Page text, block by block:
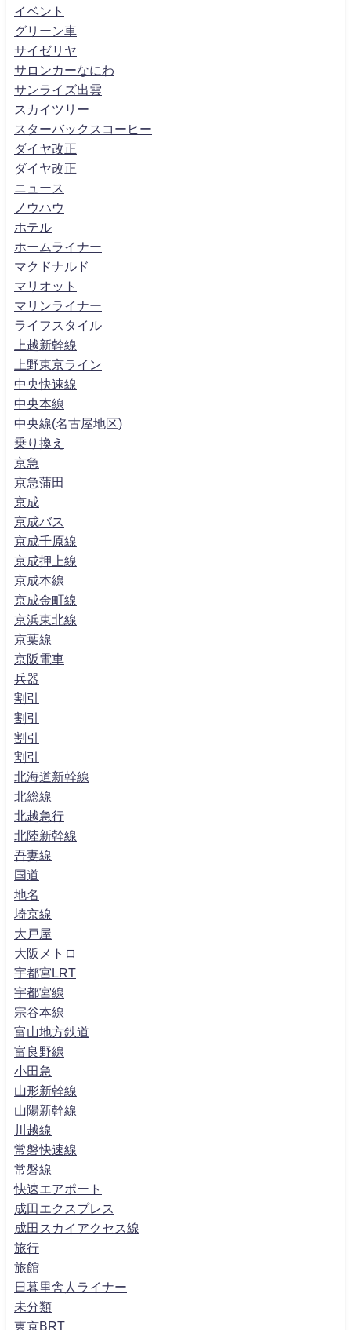
イベント
グリーン車
サイゼリヤ
サロンカーなにわ
サンライズ出雲
スカイツリー
スターバックスコーヒー
ダイヤ改正
ダイヤ改正
ニュース
ノウハウ
ホテル
ホームライナー
マクドナルド
マリオット
マリンライナー
ライフスタイル
上越新幹線
上野東京ライン
中央快速線
中央本線
中央線(名古屋地区)
乗り換え
京急
京急蒲田
京成
京成バス
京成千原線
京成押上線
京成本線
京成金町線
京浜東北線
京葉線
京阪電車
兵器
割引
割引
割引
割引
北海道新幹線
北総線
北越急行
北陸新幹線
吾妻線
国道
地名
埼京線
大戸屋
大阪メトロ
宇都宮LRT
宇都宮線
宗谷本線
富山地方鉄道
富良野線
小田急
山形新幹線
山陽新幹線
川越線
常磐快速線
常磐線
快速エアポート
成田エクスプレス
成田スカイアクセス線
旅行
旅館
日暮里舎人ライナー
未分類
東京BRT